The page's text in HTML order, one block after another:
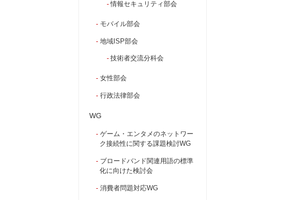
情報セキュリティ部会
モバイル部会
地域ISP部会
技術者交流分科会
女性部会
行政法律部会
WG
ゲーム・エンタメのネットワー
ク接続性に関する課題検討WG
ブロードバンド関連用語の標準
化に向けた検討会
消費者問題対応WG